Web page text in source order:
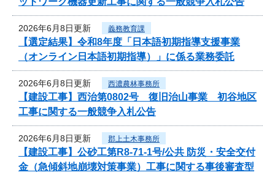
2026年6月8日更新 義務教育課
【選定結果】令和8年度「日本語初期指導支援事業
（オンライン日本語初期指導）」に係る業務委託
2026年6月8日更新 西濃農林事務所
【建設工事】西治第0802号 復旧治山事業 初谷地区
工事に関する一般競争入札公告
2026年6月8日更新 郡上土木事務所
【建設工事】公砂工第R8-71-1号/公共 防災・安全交付
金（急傾斜地崩壊対策事業）工事に関する事後審査型